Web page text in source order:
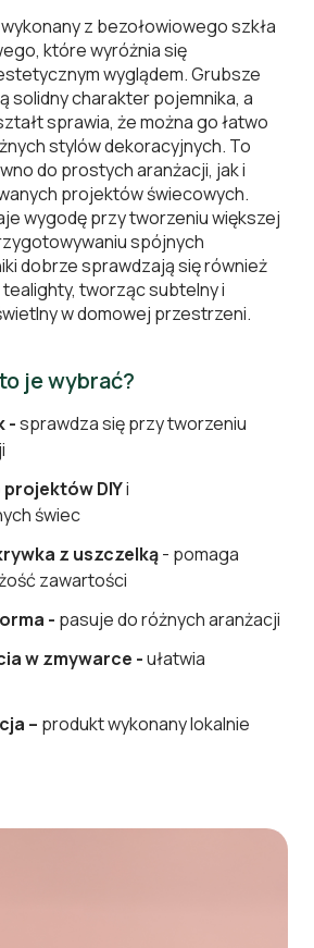
z bezołowiowego szkła
które wyróżnia się
wyglądem. Grubsze
solidny charakter pojemnika, a
sprawia, że można go łatwo
stylów dekoracyjnych. To
do prostych aranżacji, jak i
projektów świecowych.
wygodę przy tworzeniu większej
spójnych
dobrze sprawdzają się również
tealighty, tworząc subtelny i
w domowej przestrzeni.
je wybrać?
-sprawdza się przy tworzeniu
DIYi
świec
z uszczelką- pomaga
zawartości
- pasuje do różnych aranżacji
w zmywarce -ułatwia
– produkt wykonany lokalnie